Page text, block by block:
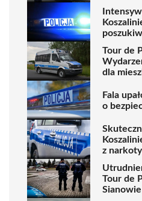
Tour de
dla
Fala
o
z
Tour de
Sianowie